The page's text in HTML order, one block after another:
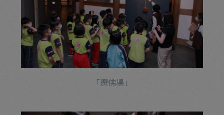
「選佛場」